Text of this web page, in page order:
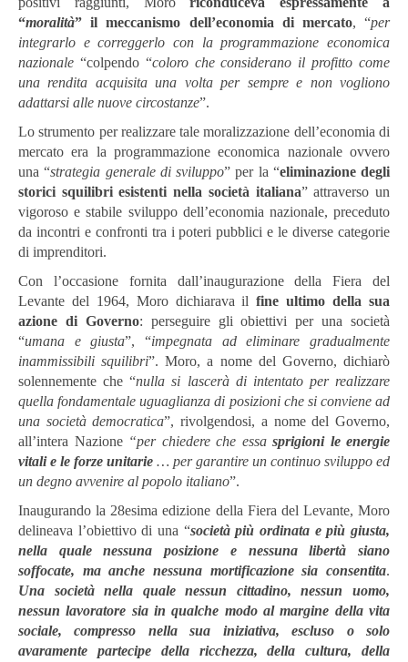
“moralità” il meccanismo dell’economia di mercato, “per
integrarlo e correggerlo con la programmazione economica
nazionale “colpendo “coloro che considerano il profitto come
una rendita acquisita una volta per sempre e non vogliono
adattarsi alle nuove circostanze”.
Lo strumento per realizzare tale moralizzazione dell’economia di
mercato era la programmazione economica nazionale ovvero
una “strategia generale di sviluppo” per la “eliminazione degli
storici squilibri esistenti nella società italiana” attraverso un
vigoroso e stabile sviluppo dell’economia nazionale, preceduto
da incontri e confronti tra i poteri pubblici e le diverse categorie
di imprenditori.
Con l’occasione fornita dall’inaugurazione della Fiera del
Levante del 1964, Moro dichiarava ilfine ultimo della sua
azione di Governo: perseguire gli obiettivi per una società
“umana e giusta”, “impegnata ad eliminare gradualmente
inammissibili squilibri”. Moro, a nome del Governo, dichiarò
solennemente che “nulla si lascerà di intentato per realizzare
quella fondamentale uguaglianza di posizioni che si conviene ad
una società democratica”, rivolgendosi, a nome del Governo,
all’intera Nazione “per chiedere che essa sprigioni le energie
vitali e le forze unitarie … per garantire un continuo sviluppo ed
un degno avvenire al popolo italiano”.
Inaugurando la 28esima edizione della Fiera del Levante, Moro
delineava l’obiettivo di una “società più ordinata e più giusta,
nella quale nessuna posizione e nessuna libertà siano
soffocate, ma anche nessuna mortificazione sia consentita.
Una società nella quale nessun cittadino, nessun uomo,
nessun lavoratore sia in qualche modo al margine della vita
sociale, compresso nella sua iniziativa, escluso o solo
avaramente partecipe della ricchezza, della cultura, della